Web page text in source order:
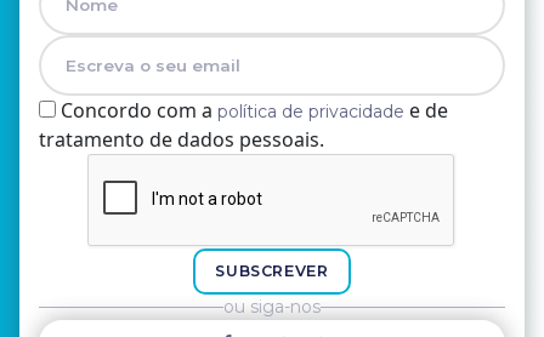
Nome
E-mail
Concordo com a política de privacidade e de
tratamento de dados pessoais.
SUBSCREVER
ou siga-nos